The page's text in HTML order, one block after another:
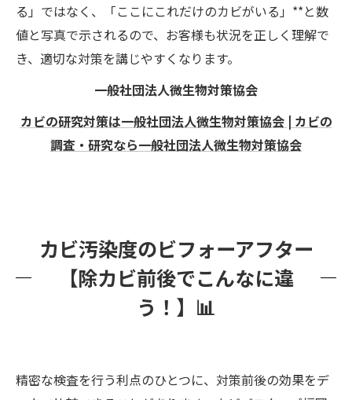
る」ではなく、「ここにこれだけのカビがいる」**と数
値と写真で示されるので、お客様も状況を正しく理解で
き、適切な対策を講じやすくなります。
一般社団法人微生物対策協会
カビの研究対策は一般社団法人微生物対策協会 | カビの
調査・研究なら一般社団法人微生物対策協会
カビ汚染度のビフォーアフター
【除カビ前後でこんなに違
う！】📊
精密な検査を行う利点のひとつに、対策前後の効果をデ